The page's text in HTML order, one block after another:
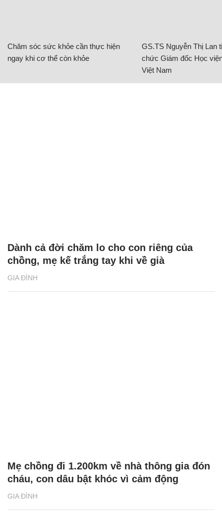
Chăm sóc sức khỏe cần thực hiện
ngay khi cơ thể còn khỏe
GS.TS Nguyễn Thị Lan
chức Giám đốc Học
Việt Nam
GIA ĐÌNH
Dành cả đời chăm lo cho con riêng của
chồng, mẹ kế trắng tay khi về già
GIA ĐÌNH
Mẹ chồng đi 1.200km về nhà thông gia đón
cháu, con dâu bật khóc vì cảm động